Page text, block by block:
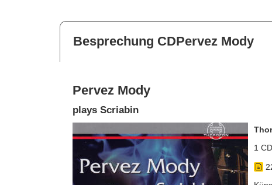
Besprechung CDPervez Mody
Pervez Mody
plays Scriabin
1